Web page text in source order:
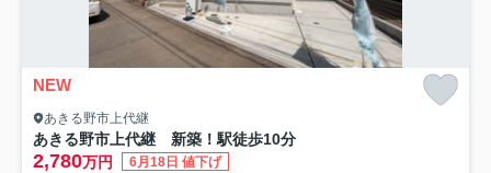
NEW
あきる野市上代継
あきる野市上代継 新築！駅徒歩10分
2,780万円 6月18日 値下げ